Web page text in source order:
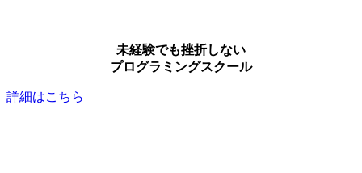
未経験でも挫折しない
プログラミングスクール
詳細はこちら